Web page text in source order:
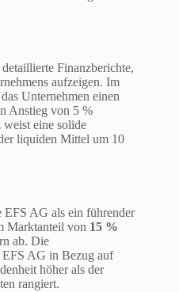
Finanzberichte,
aufzeigen. Im
Unternehmen einen
Anstieg von 5 %
eine solide
liquiden Mittel um 10
AG als ein führender
Marktanteil von 15 %
ab. Die
EFS AG in Bezug auf
höher als der
rangiert.